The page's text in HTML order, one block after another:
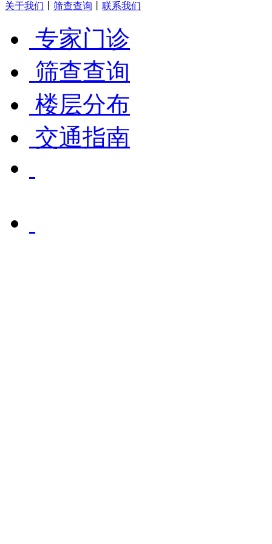
关于我们 筛查查询 联系我们
专家门诊
筛查查询
楼层分布
交通指南